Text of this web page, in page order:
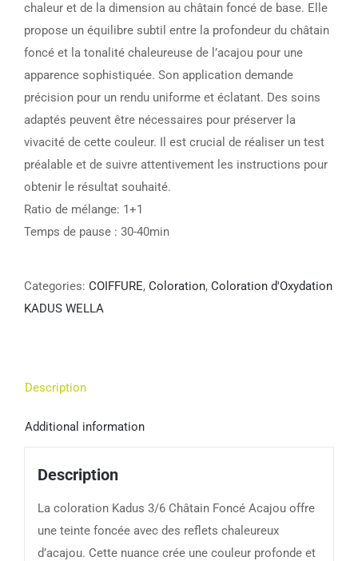
chaleur et de la dimension au châtain foncé de base. Elle
propose un équilibre subtil entre la profondeur du châtain
foncé et la tonalité chaleureuse de l’acajou pour une
apparence sophistiquée. Son application demande
précision pour un rendu uniforme et éclatant. Des soins
adaptés peuvent être nécessaires pour préserver la
vivacité de cette couleur. Il est crucial de réaliser un test
préalable et de suivre attentivement les instructions pour
obtenir le résultat souhaité.
Ratio de mélange: 1+1
Temps de pause : 30-40min
Categories: COIFFURE, Coloration, Coloration d'Oxydation
KADUS WELLA
Description
Additional information
Description
La coloration Kadus 3/6 Châtain Foncé Acajou offre
une teinte foncée avec des reflets chaleureux
d’acajou. Cette nuance crée une couleur profonde et